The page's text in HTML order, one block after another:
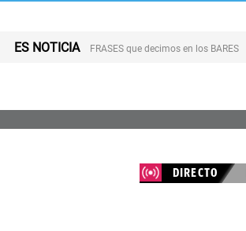
ES NOTICIA FRASES que decimos en los BARES
DIRECTO